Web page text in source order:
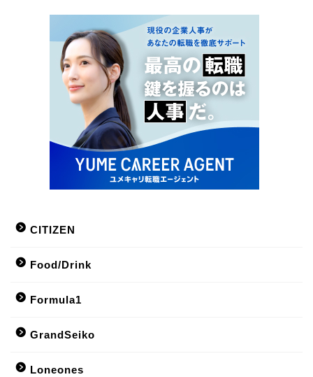
CITIZEN
Food/Drink
Formula1
GrandSeiko
Loneones